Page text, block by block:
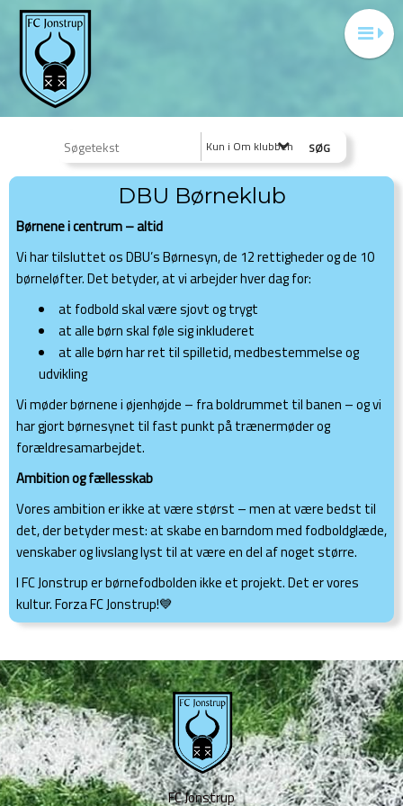
Kun i Om klubben
DBU Børneklub
Børnene i centrum – altid
Vi har tilsluttet os DBU’s Børnesyn, de 12 rettigheder og de 10
børneløfter. Det betyder, at vi arbejder hver dag for:
at fodbold skal være sjovt og trygt
at alle børn skal føle sig inkluderet
at alle børn har ret til spilletid, medbestemmelse og
udvikling
Vi møder børnene i øjenhøjde – fra boldrummet til banen – og vi
har gjort børnesynet til fast punkt på trænermøder og
forældresamarbejdet.
Ambition og fællesskab
Vores ambition er ikke at være størst – men at være bedst til
det, der betyder mest: at skabe en barndom med fodboldglæde,
venskaber og livslang lyst til at være en del af noget større.
I FC Jonstrup er børnefodbolden ikke et projekt. Det er vores
kultur. Forza FC Jonstrup!💙
FC Jonstrup